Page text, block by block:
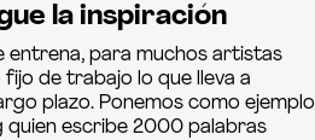
la inspiración
entrena, para muchos artistas
de trabajo lo que lleva a
plazo. Ponemos como ejemplo
quien escribe 2000 palabras